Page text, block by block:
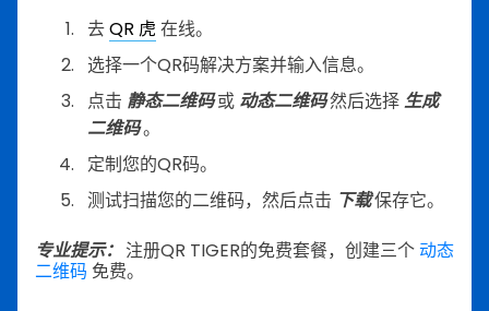
去QR 虎 在线。
选择一个QR码解决方案并输入信息。
点击 静态二维码或 动态二维码然后选择 生成
二维码。
定制您的QR码。
测试扫描您的二维码，然后点击 下载保存它。
专业提示： 注册QR TIGER的免费套餐，创建三个动态
二维码 免费。